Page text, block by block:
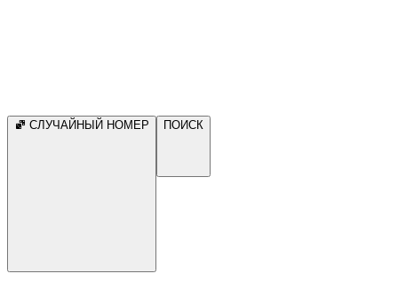
СЛУЧАЙНЫЙ НОМЕР ПОИСК